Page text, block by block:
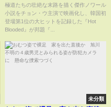
映像
極道たちの壮絶な末路を描く傑作ノワール
小説をチョン・ウ主演で映画化し、韓国初
登場第1位の大ヒットを記録した『Hot
Blooded』が邦題『...
未分類